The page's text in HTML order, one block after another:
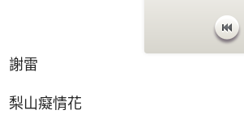
謝雷
梨山癡情花